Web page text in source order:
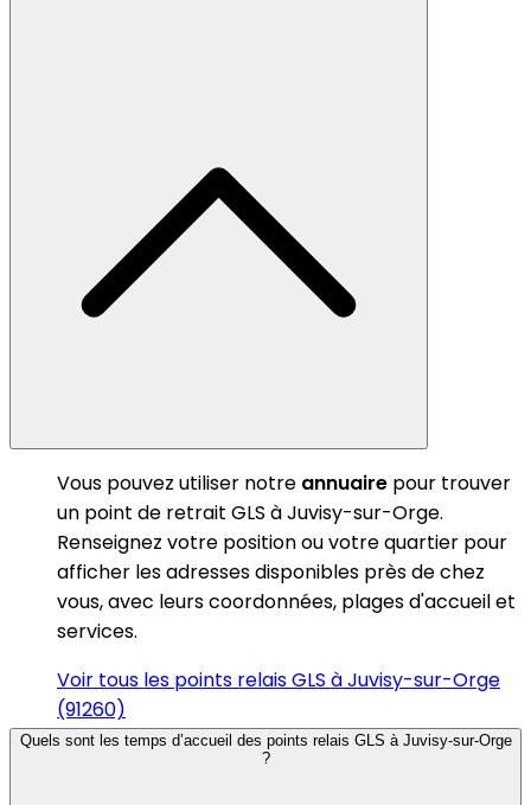
Vous pouvez utiliser notre annuaire pour trouver
un point de retrait GLS à Juvisy-sur-Orge.
Renseignez votre position ou votre quartier pour
afficher les adresses disponibles près de chez
vous, avec leurs coordonnées, plages d'accueil et
services.
Voir tous les points relais GLS à Juvisy-sur-Orge
(91260)
Quels sont les temps d’accueil des points relais GLS à Juvisy-sur-Orge
?